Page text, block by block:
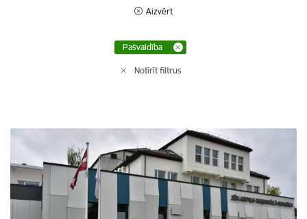
Aizvērt
Pašvaldība
Notīrīt filtrus